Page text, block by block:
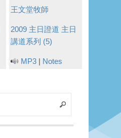
王文堂牧師
2009 主日證道 主日
講道系列 (5)
MP3 | Notes